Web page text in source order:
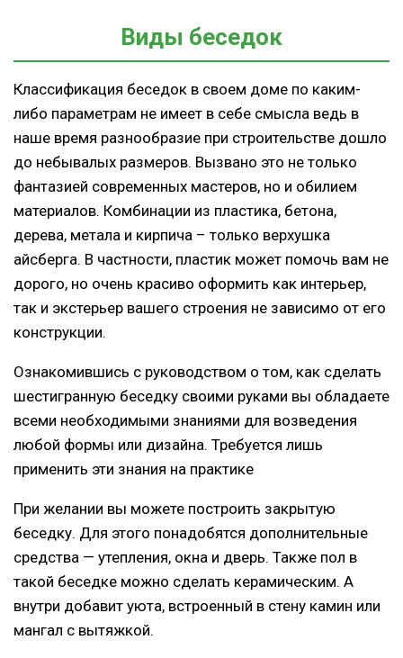
Виды беседок
Классификация беседок в своем доме по каким-
либо параметрам не имеет в себе смысла ведь в
наше время разнообразие при строительстве дошло
до небывалых размеров. Вызвано это не только
фантазией современных мастеров, но и обилием
материалов. Комбинации из пластика, бетона,
дерева, метала и кирпича – только верхушка
айсберга. В частности, пластик может помочь вам не
дорого, но очень красиво оформить как интерьер,
так и экстерьер вашего строения не зависимо от его
конструкции.
Ознакомившись с руководством о том, как сделать
шестигранную беседку своими руками вы обладаете
всеми необходимыми знаниями для возведения
любой формы или дизайна. Требуется лишь
применить эти знания на практике
При желании вы можете построить закрытую
беседку. Для этого понадобятся дополнительные
средства — утепления, окна и дверь. Также пол в
такой беседке можно сделать керамическим. А
внутри добавит уюта, встроенный в стену камин или
мангал с вытяжкой.